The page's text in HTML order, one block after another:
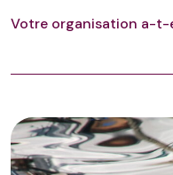
Votre organisation a-t-